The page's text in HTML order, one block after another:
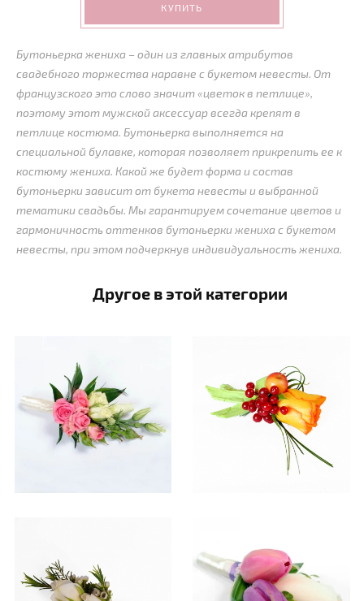
КУПИТЬ
Бутоньерка жениха – один из главных атрибутов
свадебного торжества наравне с букетом невесты. От
французского это слово значит «цветок в петлице»,
поэтому этот мужской аксессуар всегда крепят в
петлице костюма. Бутоньерка выполняется на
специальной булавке, которая позволяет прикрепить ее к
костюму жениха. Какой же будет форма и состав
бутоньерки зависит от букета невесты и выбранной
тематики свадьбы. Мы гарантируем сочетание цветов и
гармоничность оттенков бутоньерки жениха с букетом
невесты, при этом подчеркнув индивидуальность жениха.
Другое в этой категории